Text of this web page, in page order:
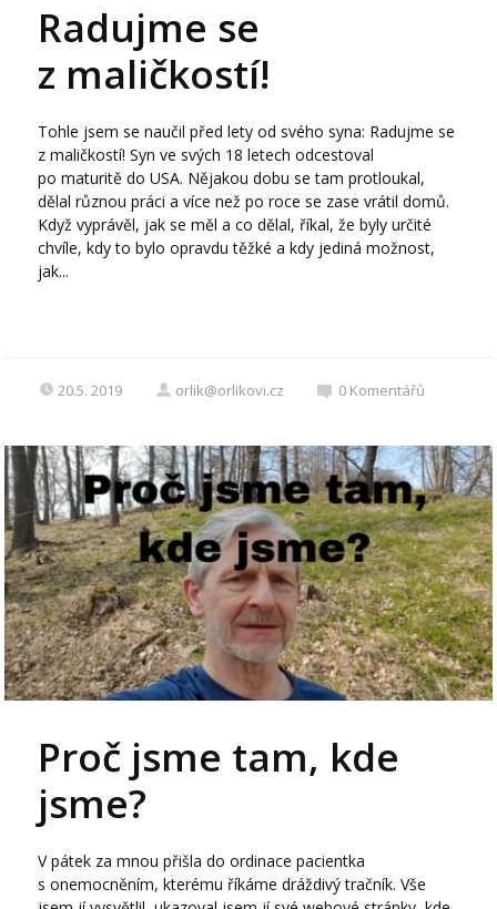
Radujme se
z maličkostí!
Tohle jsem se naučil před lety od svého syna: Radujme se
z maličkostí! Syn ve svých 18 letech odcestoval
po maturitě do USA. Nějakou dobu se tam protloukal,
dělal různou práci a více než po roce se zase vrátil domů.
Když vyprávěl, jak se měl a co dělal, říkal, že byly určité
chvíle, kdy to bylo opravdu těžké a kdy jediná možnost,
jak...
20.5. 2019 orlik@orlikovi.cz 0 Komentářů
Proč jsme tam, kde
jsme?
V pátek za mnou přišla do ordinace pacientka
s onemocněním, kterému říkáme dráždivý tračník. Vše